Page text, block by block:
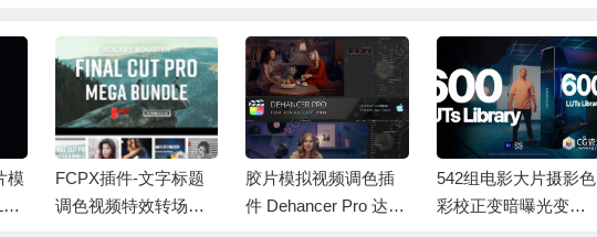
模
FCPX插件-文字标题
调色视频特效转场预
胶片模拟视频调色插
件 Dehancer Pro 达芬
542组电影大片摄影色
彩校正变暗曝光变亮